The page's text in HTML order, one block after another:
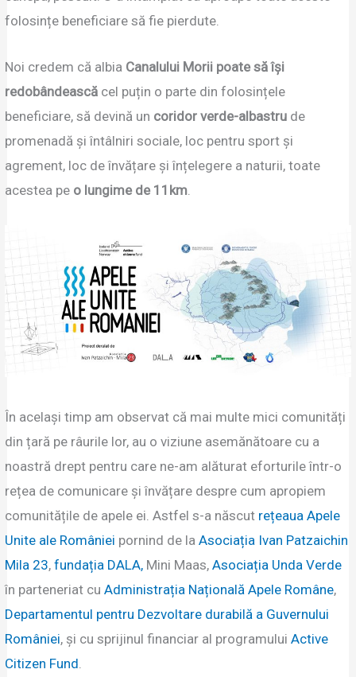
folosințe beneficiare să fie pierdute.
Noi credem că albia Canalului Morii poate să își
redobândească cel puțin o parte din folosințele
beneficiare, să devină un coridor verde-albastru de
promenadă și întâlniri sociale, loc pentru sport și
agrement, loc de învățare și înțelegere a naturii, toate
acestea pe o lungime de 11km.
În același timp am observat că mai multe mici comunități
din țară pe râurile lor, au o viziune asemănătoare cu a
noastră drept pentru care ne-am alăturat eforturile într-o
rețea de comunicare și învățare despre cum apropiem
comunitățile de apele ei. Astfel s-a născut rețeaua Apele
Unite ale României pornind de laAsociația Ivan Patzaichin
Mila 23,fundația DALA, Mini Maas,Asociația Unda Verde
în parteneriat cuAdministrația Națională Apele Române,
Departamentul pentru Dezvoltare durabilă a Guvernului
României, și cu sprijinul financiar al programuluiActive
Citizen Fund